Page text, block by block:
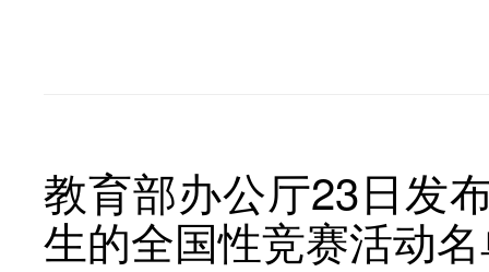
教育部办公厅23日发
生的全国性竞赛活动